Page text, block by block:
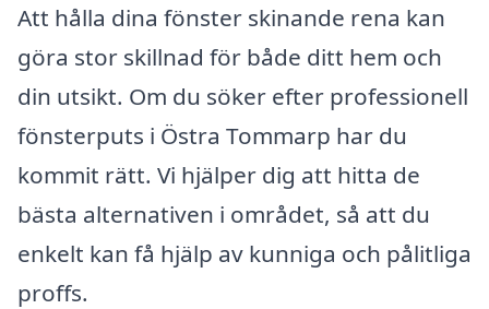
Att hålla dina fönster skinande rena kan
göra stor skillnad för både ditt hem och
din utsikt. Om du söker efter professionell
fönsterputs i Östra Tommarp har du
kommit rätt. Vi hjälper dig att hitta de
bästa alternativen i området, så att du
enkelt kan få hjälp av kunniga och pålitliga
proffs.